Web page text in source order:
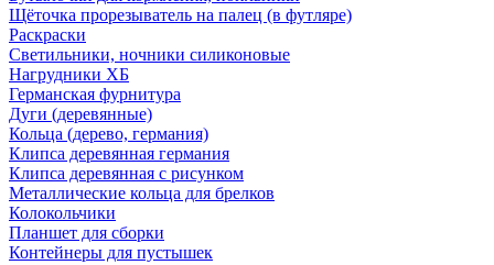
Щёточка прорезыватель на палец (в футляре)
Раскраски
Светильники, ночники силиконовые
Нагрудники ХБ
Германская фурнитура
Дуги (деревянные)
Кольца (дерево, германия)
Клипса деревянная германия
Клипса деревянная с рисунком
Металлические кольца для брелков
Колокольчики
Планшет для сборки
Контейнеры для пустышек